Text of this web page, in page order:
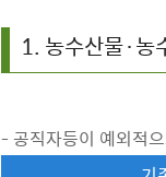
1. 농수산물·농
- 공직자등이 예외적